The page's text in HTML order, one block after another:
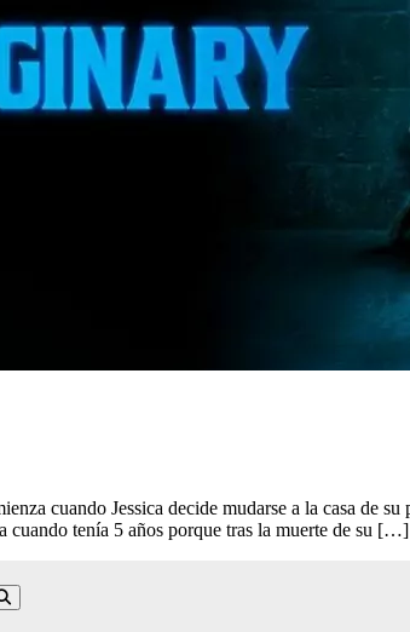
cuando Jessica decide mudarse a la casa de
cuando tenía 5 años porque tras la muerte de su […]